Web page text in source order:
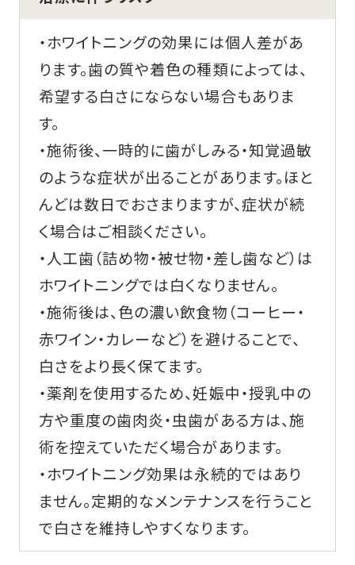
・ホワイトニングの効果には個人差があ
ります。歯の質や着色の種類によっては、
希望する白さにならない場合もありま
す。
・施術後、一時的に歯がしみる・知覚過敏
のような症状が出ることがあります。ほと
んどは数日でおさまりますが、症状が続
く場合はご相談ください。
・人工歯（詰め物・被せ物・差し歯など）は
ホワイトニングでは白くなりません。
・施術後は、色の濃い飲食物（コーヒー・
赤ワイン・カレーなど）を避けることで、
白さをより長く保てます。
・薬剤を使用するため、妊娠中・授乳中の
方や重度の歯肉炎・虫歯がある方は、施
術を控えていただく場合があります。
・ホワイトニング効果は永続的ではあり
ません。定期的なメンテナンスを行うこと
で白さを維持しやすくなります。